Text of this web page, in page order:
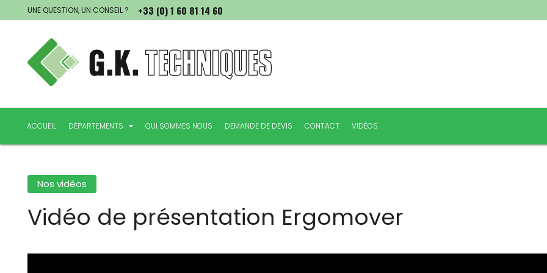
UNE QUESTION, UN CONSEIL ? +33 (0) 1 60 81 14 60
ACCUEIL DÉPARTEMENTS
DÉPARTEMENT INDUSTRIE
DÉPARTEMENT VERRE ET VITRAIL
QUI SOMMES NOUS DEMANDE DE DEVIS CONTACT VIDÉOS
Nos vidéos
Vidéo de présentation Ergomover